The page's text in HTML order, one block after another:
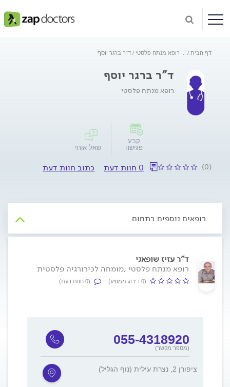
דף הבית רופא מנתח פלסטי ד"ר ברגר יוסף
ד"ר ברגר יוסף
רופא מנתח פלסטי
קבע
פגישה
שאל אותי
(0) 0 חוות דעת כתוב חוות דעת
רופאים נוספים בתחום
ד"ר עזיז שופאני
רופא מנתח פלסטי ,מומחה לכירורגיה פלסטית
(0 דירוג ממוצע) (0 חוות דעת)
055-4318920
(מספר מקשר)
ציפורן 2, נצרת עילית (נוף הגליל)